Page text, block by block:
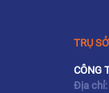
TRỤ
CÔNG
Địa chỉ: